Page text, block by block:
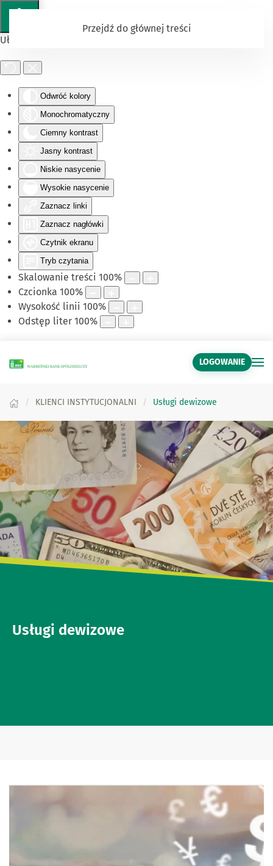
Ułatwienia dostępu
Odwróć kolory
Monochromatyczny
Ciemny kontrast
Jasny kontrast
Niskie nasycenie
Wysokie nasycenie
Zaznacz linki
Zaznacz nagłówki
Czytnik ekranu
Tryb czytania
Skalowanie treści 100%
Czcionka 100%
Wysokość linii 100%
Odstęp liter 100%
Przejdź do głównej treści
LOGOWANIE
KLIENCI INSTYTUCJONALNI Usługi dewizowe
Usługi dewizowe